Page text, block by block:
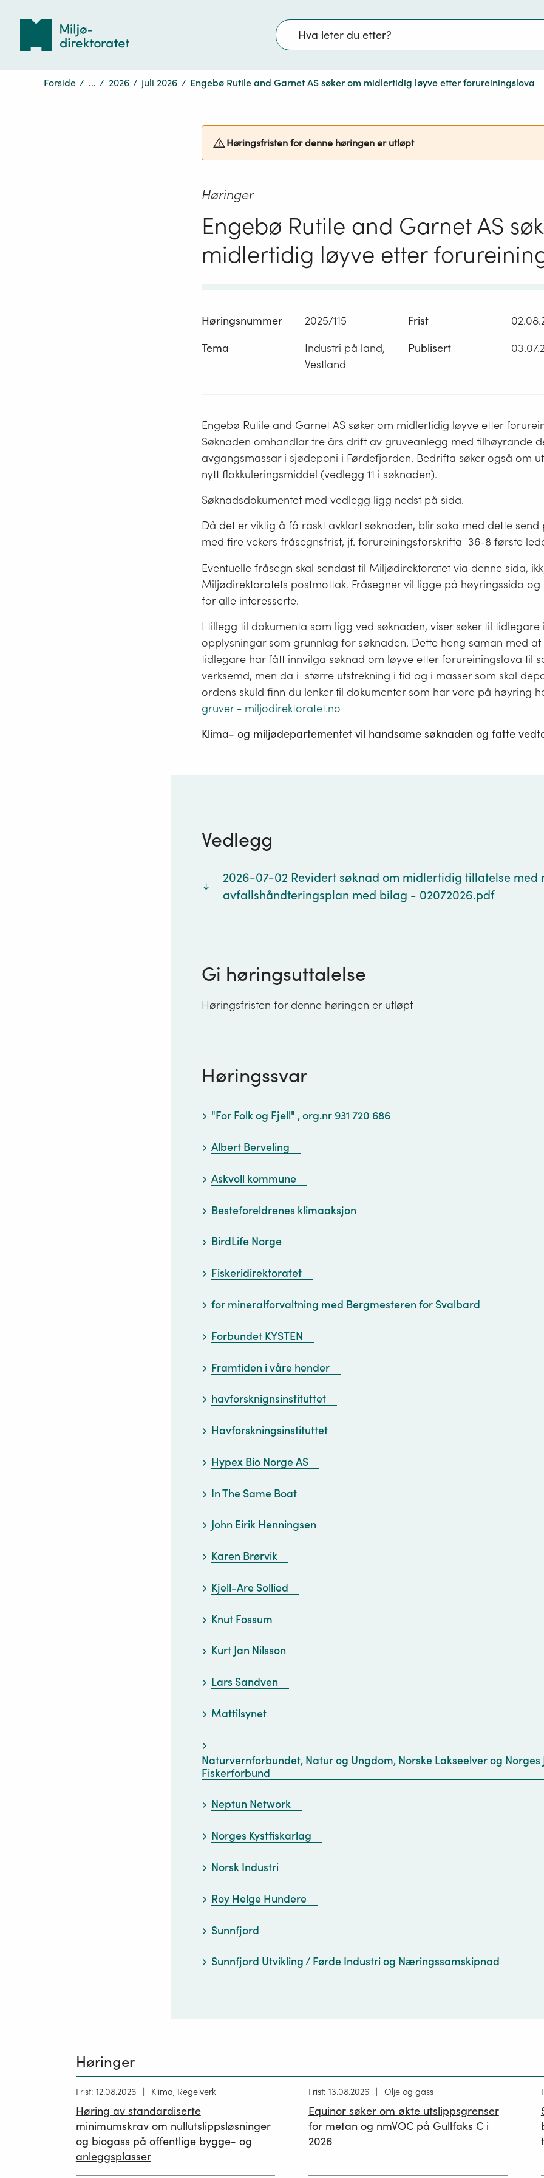
Søk
Forside / ... / 2026 / juli 2026 / Engebø Rutile and Garnet AS søker om midlertidig løyve etter forureiningslova
Høringsfristen for denne høringen er utløpt
Høringer
Engebø Rutile and Garnet AS
midlertidig løyve etter
Høringsnummer 2025/115 Frist
Tema
Industri på land,
Vestland
Publisert
Engebø Rutile and Garnet AS søker om midlertidig løyve etter
Søknaden omhandlar tre års drift av gruveanlegg med tilhøyrande
avgangsmassar i sjødeponi i Førdefjorden. Bedrifta søker også om
nytt flokkuleringsmiddel (vedlegg 11 i søknaden).
Søknadsdokumentet med vedlegg ligg nedst på sida.
Då det er viktig å få raskt avklart søknaden, blir saka med dette
med fire vekers fråsegnsfrist, jf. forureiningsforskrifta 36-8 første
Eventuelle fråsegn skal sendast til Miljødirektoratet via denne sida,
Miljødirektoratets postmottak. Fråsegner vil ligge på høyringssida og
for alle interesserte.
I tillegg til dokumenta som ligg ved søknaden, viser søker til tidlegare
opplysningar som grunnlag for søknaden. Dette heng saman med at
tidlegare har fått innvilga søknad om løyve etter forureiningslova til
verksemd, men da i større utstrekning i tid og i masser som skal
ordens skuld finn du lenker til dokumenter som har vore på høyring
gruver - miljodirektoratet.no
Klima- og miljødepartementet vil handsame søknaden og fatte
Vedlegg
2026-07-02 Revidert søknad om midlertidig tillatelse med
avfallshåndteringsplan med bilag - 02072026.pdf
Gi høringsuttalelse
Høringsfristen for denne høringen er utløpt
Høringssvar
"For Folk og Fjell" , org.nr 931 720 686
Albert Berveling
Askvoll kommune
Besteforeldrenes klimaaksjon
BirdLife Norge
Fiskeridirektoratet
for mineralforvaltning med Bergmesteren for Svalbard
Forbundet KYSTEN
Framtiden i våre hender
havforsknignsinstituttet
Havforskningsinstituttet
Hypex Bio Norge AS
In The Same Boat
John Eirik Henningsen
Karen Brørvik
Kjell-Are Sollied
Knut Fossum
Kurt Jan Nilsson
Lars Sandven
Mattilsynet
Naturvernforbundet, Natur og Ungdom, Norske Lakseelver og Norges
Fiskerforbund
Neptun Network
Norges Kystfiskarlag
Norsk Industri
Roy Helge Hundere
Sunnfjord
Sunnfjord Utvikling / Førde Industri og Næringssamskipnad
Høringer
Høring
12.05.2026
Frist: 12.08.2026 Klima, Regelverk
Høring av standardiserte
minimumskrav om nullutslippsløsninger
og biogass på offentlige bygge- og
anleggsplasser
Høring
02.07.2026
Frist: 13.08.2026 Olje og gass
Equinor søker om økte utslippsgrenser
for metan og nmVOC på Gullfaks C i
2026